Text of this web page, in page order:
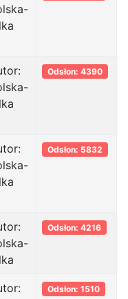
Odsłon: 4390
Odsłon: 5832
Odsłon: 4216
Odsłon: 1510